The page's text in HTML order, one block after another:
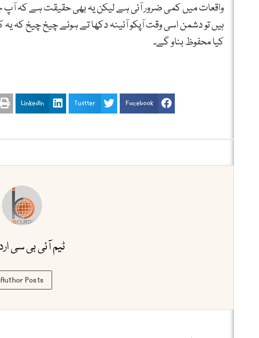
واقعات میں کمی ضرور آئی ہے لیکن یہ بھی حقیقت ہے کہ
ہیں تو دشمن اسی وقت آپکو آئینہ دکھا تے ہوئے چیخ چیخ کہ
کیا محفوظ بناو گے۔
Facebook
Twitter
LinkedIn
ٹیم آئی بی سی
Author Posts